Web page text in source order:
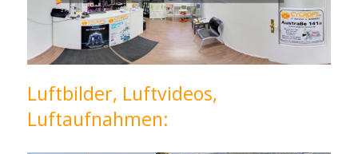
Luftbilder, Luftvideos,
Luftaufnahmen: